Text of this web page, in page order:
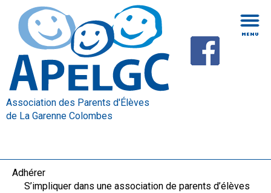
Association des Parents d'Élèves
de La Garenne Colombes
Adhérer
S’impliquer dans une association de parents d’élèves